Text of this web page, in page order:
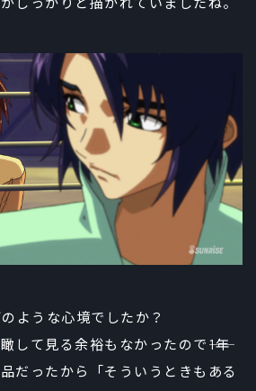
しっかりと描かれていましたね。
のような心境でしたか？
して見る余裕もなかったので――1年
だったから「そういうときもある